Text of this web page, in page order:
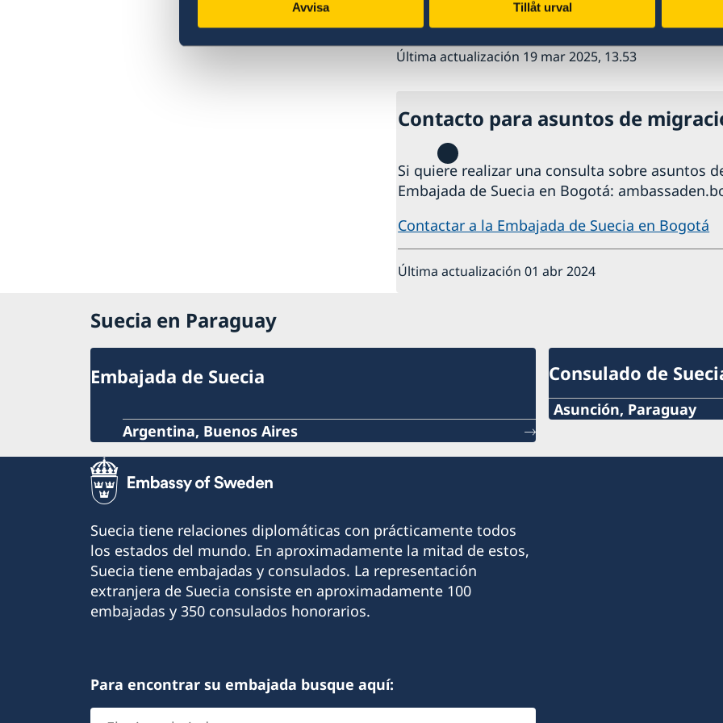
Avvisa Tillåt urval
en el sitio web de la Dirección General de
Última actualización 19 mar 2025, 13.53
Contacto para asuntos de
Si quiere realizar una consulta sobre asuntos
Embajada de Suecia en Bogotá:
Contactar a la Embajada de Suecia en Bogotá
Última actualización 01 abr 2024
Suecia en Paraguay
Embajada de Suecia
Argentina, Buenos Aires
Consulado de
Asunción, Paraguay
Suecia tiene relaciones diplomáticas con prácticamente todos
los estados del mundo. En aproximadamente la mitad de estos,
Suecia tiene embajadas y consulados. La representación
extranjera de Suecia consiste en aproximadamente 100
embajadas y 350 consulados honorarios.
Para encontrar su embajada busque aquí:
Elegir